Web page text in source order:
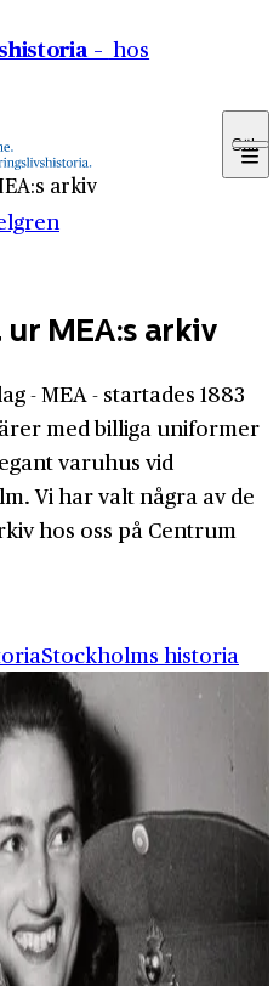
– hos
Sök
arkiv
MEA:s arkiv
- MEA - startades 1883
med billiga uniformer
varuhus vid
Vi har valt några av de
hos oss på Centrum
Stockholms historia